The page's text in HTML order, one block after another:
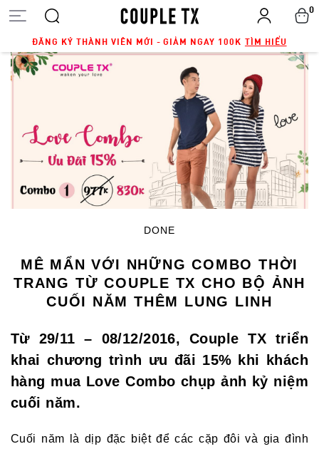
ĐĂNG KÝ THÀNH VIÊN MỚI - GIẢM NGAY 100K TÌM HIỂU
0
DONE
MÊ MẨN VỚI NHỮNG COMBO THỜI
TRANG TỪ COUPLE TX CHO BỘ ẢNH
CUỐI NĂM THÊM LUNG LINH
Từ 29/11 – 08/12/2016, Couple TX triển
khai chương trình ưu đãi 15% khi khách
hàng mua Love Combo chụp ảnh kỷ niệm
cuối năm.
Cuối năm là dịp đặc biệt để các cặp đôi và gia đình